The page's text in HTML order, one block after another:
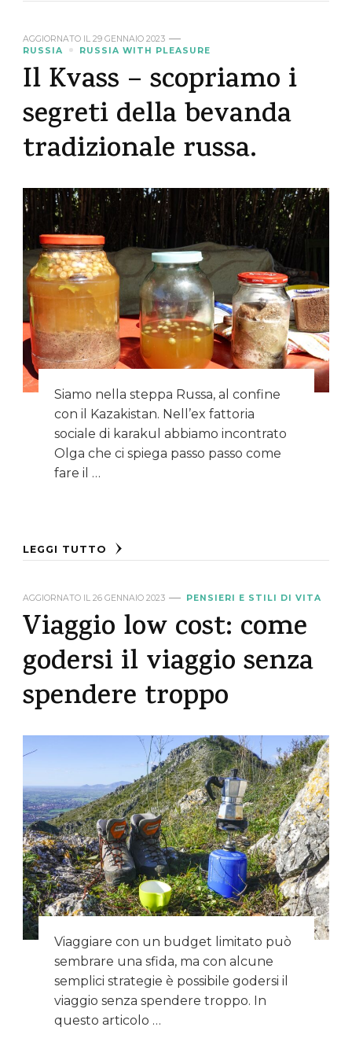
AGGIORNATO IL 29 GENNAIO 2023
RUSSIA
RUSSIA WITH PLEASURE
Il Kvass – scopriamo i
segreti della bevanda
tradizionale russa.
Siamo nella steppa Russa, al confine
con il Kazakistan. Nell’ex fattoria
sociale di karakul abbiamo incontrato
Olga che ci spiega passo passo come
fare il …
LEGGI TUTTO
AGGIORNATO IL 26 GENNAIO 2023 PENSIERI E STILI DI VITA
Viaggio low cost: come
godersi il viaggio senza
spendere troppo
Viaggiare con un budget limitato può
sembrare una sfida, ma con alcune
semplici strategie è possibile godersi il
viaggio senza spendere troppo. In
questo articolo …